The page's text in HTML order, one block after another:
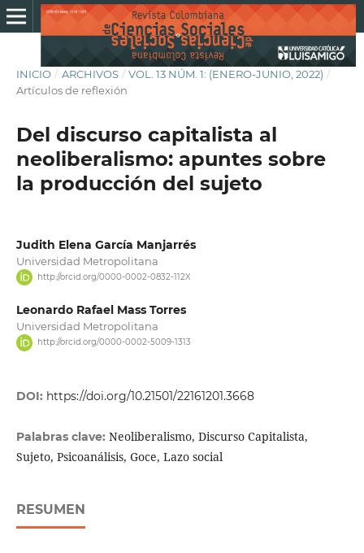
INICIO / ARCHIVOS / VOL. 13 NÚM. 1: (ENERO-JUNIO, 2022) /
Artículos de reflexión
Del discurso capitalista al
neoliberalismo: apuntes sobre
la producción del sujeto
Judith Elena García Manjarrés
Universidad Metropolitana
http://orcid.org/0000-0002-0832-112X
Leonardo Rafael Mass Torres
Universidad Metropolitana
http://orcid.org/0000-0002-5009-1313
DOI: https://doi.org/10.21501/22161201.3668
Palabras clave: Neoliberalismo, Discurso Capitalista,
Sujeto, Psicoanálisis, Goce, Lazo social
RESUMEN